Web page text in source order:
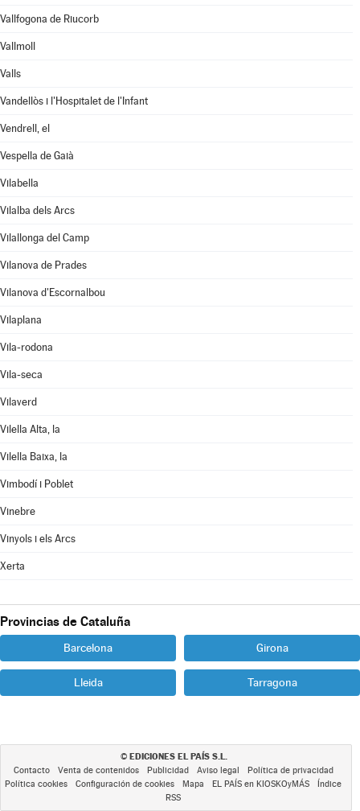
Vallfogona de Riucorb
Vallmoll
Valls
Vandellòs i l'Hospitalet de l'Infant
Vendrell, el
Vespella de Gaià
Vilabella
Vilalba dels Arcs
Vilallonga del Camp
Vilanova de Prades
Vilanova d'Escornalbou
Vilaplana
Vila-rodona
Vila-seca
Vilaverd
Vilella Alta, la
Vilella Baixa, la
Vimbodí i Poblet
Vinebre
Vinyols i els Arcs
Xerta
Provincias de Cataluña
Barcelona Girona
Lleida Tarragona
© EDICIONES EL PAÍS S.L.
Contacto Venta de contenidos Publicidad Aviso legal
Política de privacidad
Política cookies
Configuración de cookies Mapa EL PAÍS en KIOSKOyMÁS
Índice
RSS